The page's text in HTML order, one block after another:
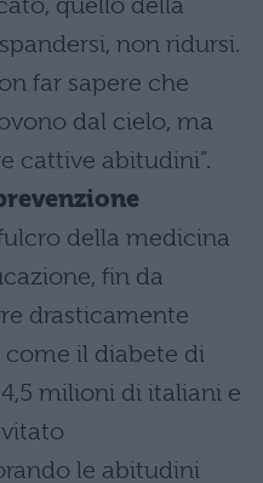
non ridursi.
far sapere che
dal cielo, ma
cattive abitudini”.
della medicina
fin da
drasticamente
il diabete di
milioni di italiani e
le abitudini